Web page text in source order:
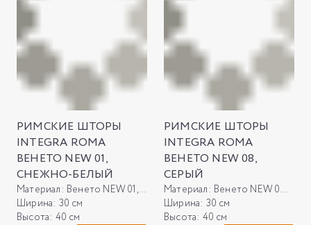
РИМСКИЕ ШТОРЫ
INTEGRA ROMA
ВЕНЕТО NEW 01,
СНЕЖНО-БЕЛЫЙ
Материал: Венето NEW 01, снежно-белый
Ширина: 30 см
Высота: 40 см
РИМСКИЕ ШТОРЫ
INTEGRA ROMA
ВЕНЕТО NEW 08,
СЕРЫЙ
Материал: Венето NEW 08, серый
Ширина: 30 см
Высота: 40 см